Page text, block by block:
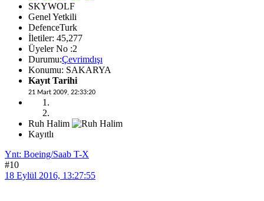
SKYWOLF
Genel Yetkili
DefenceTurk
İletiler: 45,277
Üyeler No :2
Durumu:Çevrimdışı
Konumu: SAKARYA
Kayıt Tarihi
21 Mart 2009, 22:33:20
Ruh Halim
Kayıtlı
Ynt: Boeing/Saab T-X
#10
18 Eylül 2016, 13:27:55